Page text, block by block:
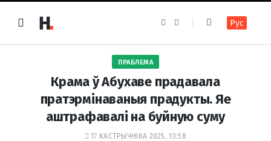
e
k
t
a
m
Рус
ПРАБЛЕМА
Крама ў Абухаве прадавала
пратэрмінаваныя прадукты. Яе
аштрафавалі на буйную суму
17 КАСТРЫЧНІКА 2025, 13:58